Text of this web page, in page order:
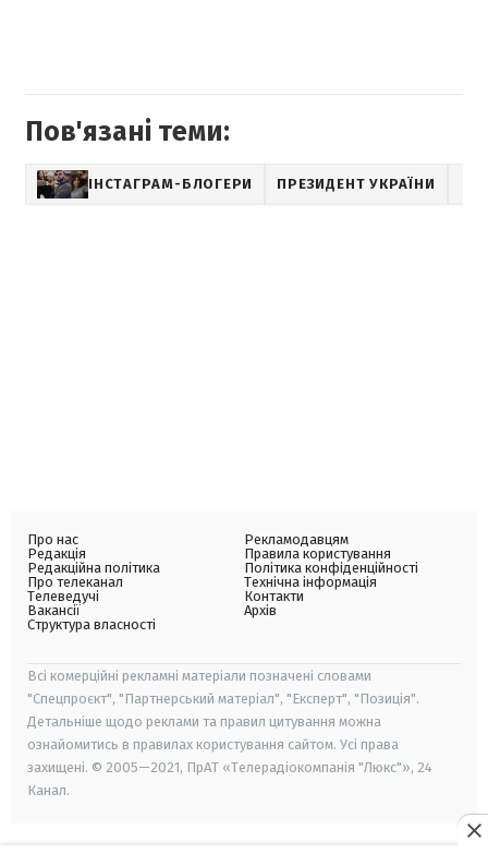
Пов'язані теми:
ІНСТАГРАМ-БЛОГЕРИ ПРЕЗИДЕНТ УКРАЇНИ
Про нас
Редакція
Редакційна політика
Про телеканал
Телеведучі
Вакансії
Структура власності
Рекламодавцям
Правила користування
Політика конфіденційності
Технічна інформація
Контакти
Архів
Всі комерційні рекламні матеріали позначені словами
"Спецпроєкт", "Партнерський матеріал", "Експерт", "Позиція".
Детальніше щодо реклами та правил цитування можна
ознайомитись в правилах користування сайтом. Усі права
захищені. © 2005—2021, ПрАТ «Телерадіокомпанія "Люкс"», 24
Канал.